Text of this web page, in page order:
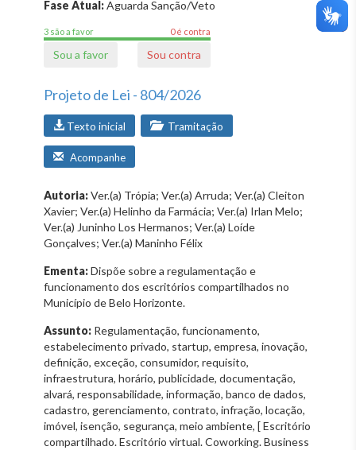
Fase Atual:Aguarda Sanção/Veto
3 são a favor 0 é contra
Sou a favor Sou contra
Projeto de Lei - 804/2026
Texto inicial Tramitação
Acompanhe
Autoria:Ver.(a) Trópia; Ver.(a) Arruda; Ver.(a) Cleiton
Xavier; Ver.(a) Helinho da Farmácia; Ver.(a) Irlan Melo;
Ver.(a) Juninho Los Hermanos; Ver.(a) Loíde
Gonçalves; Ver.(a) Maninho Félix
Ementa:Dispõe sobre a regulamentação e
funcionamento dos escritórios compartilhados no
Município de Belo Horizonte.
Assunto: Regulamentação, funcionamento,
estabelecimento privado, startup, empresa, inovação,
definição, exceção, consumidor, requisito,
infraestrutura, horário, publicidade, documentação,
alvará, responsabilidade, informação, banco de dados,
cadastro, gerenciamento, contrato, infração, locação,
imóvel, isenção, segurança, meio ambiente, [ Escritório
compartilhado. Escritório virtual. Coworking. Business